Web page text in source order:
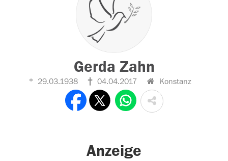
Gerda Zahn
29.03.1938 04.04.2017 Konstanz
Anzeige